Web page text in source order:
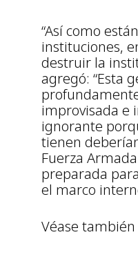
“Así como
instituciones,
destruir la
agregó: “Esta
improvisada e
ignorante
tienen
Fuerza
preparada
el marco
Véase también